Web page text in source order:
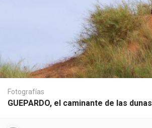
Fotografías
GUEPARDO, el caminante de las dunas